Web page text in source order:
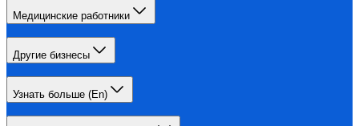
Медицинские работники
Другие бизнесы
Узнать больше (En)